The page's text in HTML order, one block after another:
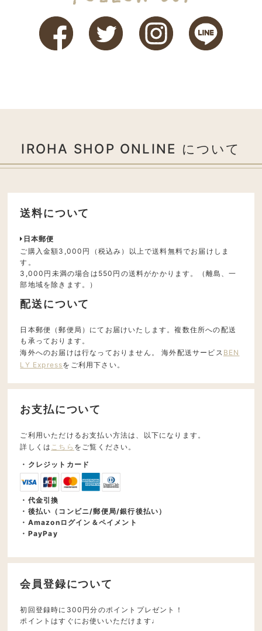
IROHA SHOP ONLINE について
送料について
日本郵便
ご購入金額3,000円（税込み）以上で送料無料でお届けしま
す。
3,000円未満の場合は550円の送料がかかります。（離島、一
部地域を除きます。）
配送について
日本郵便（郵便局）にてお届けいたします。複数住所への配送
も承っております。
海外へのお届けは行なっておりません。 海外配送サービス BEN
LY Expressをご利用下さい。
お支払について
ご利用いただけるお支払い方法は、以下になります。
詳しくは こちら をご覧ください。
・クレジットカード
・代金引換
・後払い（コンビニ/郵便局/銀行後払い）
・Amazonログイン＆ペイメント
・PayPay
会員登録について
初回登録時に300円分のポイントプレゼント！
ポイントはすぐにお使いいただけます♩